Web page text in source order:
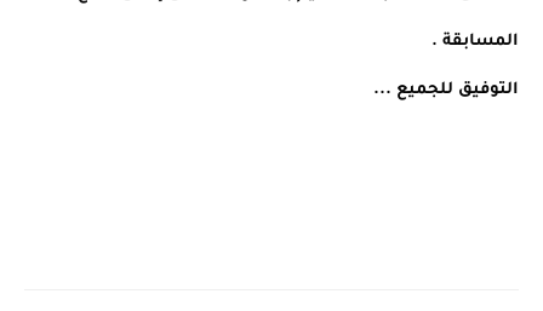
المسابقة .
التوفيق للجميع ...